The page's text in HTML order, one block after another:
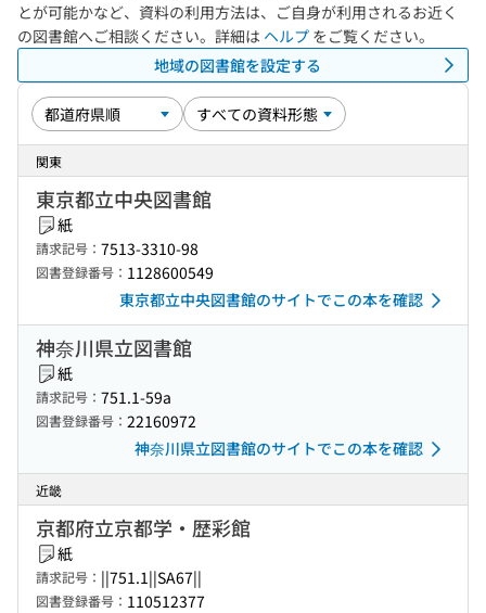
とが可能かなど、資料の利用方法は、ご自身が利用されるお近く
の図書館へご相談ください。詳細は ヘルプ をご覧ください。
地域の図書館を設定する
関東
東京都立中央図書館
紙
請求記号： 7513-3310-98
図書登録番号： 1128600549
東京都立中央図書館のサイトでこの本を確認
神奈川県立図書館
紙
請求記号： 751.1-59a
図書登録番号： 22160972
神奈川県立図書館のサイトでこの本を確認
近畿
京都府立京都学・歴彩館
紙
請求記号： ||751.1||SA67||
図書登録番号： 110512377